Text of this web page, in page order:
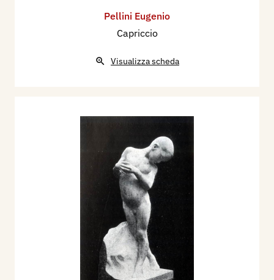
Pellini Eugenio
Capriccio
Visualizza scheda